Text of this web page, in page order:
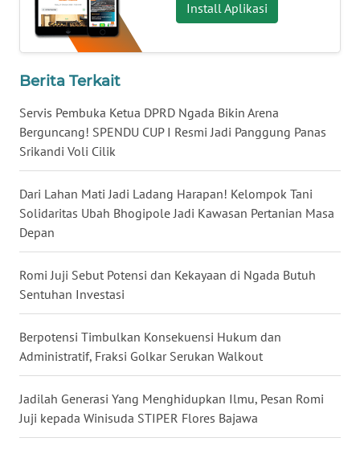
Install Aplikasi
Berita Terkait
Servis Pembuka Ketua DPRD Ngada Bikin Arena
Berguncang! SPENDU CUP I Resmi Jadi Panggung Panas
Srikandi Voli Cilik
Dari Lahan Mati Jadi Ladang Harapan! Kelompok Tani
Solidaritas Ubah Bhogipole Jadi Kawasan Pertanian Masa
Depan
Romi Juji Sebut Potensi dan Kekayaan di Ngada Butuh
Sentuhan Investasi
Berpotensi Timbulkan Konsekuensi Hukum dan
Administratif, Fraksi Golkar Serukan Walkout
Jadilah Generasi Yang Menghidupkan Ilmu, Pesan Romi
Juji kepada Winisuda STIPER Flores Bajawa
WN
KALTARA
WN
WN
KALTIM
WN
SULSEL
WN
GORONTALO
WN
SULUT